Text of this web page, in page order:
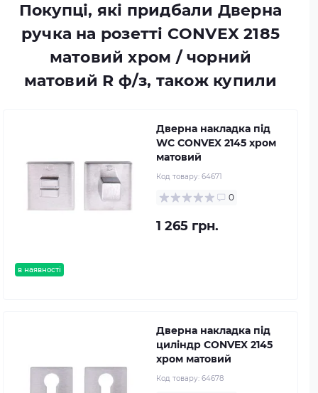
Покупці, які придбали Дверна
ручка на розетті CONVEX 2185
матовий хром / чорний
матовий R ф/з, також купили
в наявності
Дверна накладка під
WC CONVEX 2145 хром
матовий
Код товару: 64671
0
1 265 грн.
Дверна накладка під
циліндр CONVEX 2145
хром матовий
Код товару: 64678